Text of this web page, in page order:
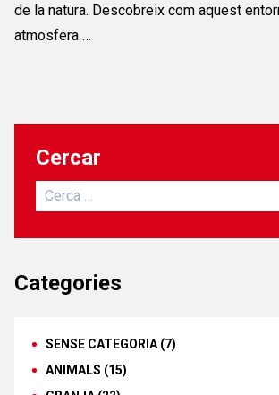
de la natura. Descobreix com aquest
atmosfera …
Cercar
Cerca:
Categories
SENSE CATEGORIA (7)
ANIMALS (15)